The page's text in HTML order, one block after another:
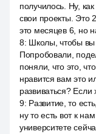
получилось. Ну,
свои проекты. Это
это месяцев 6, но
8: Школы, чтобы вы
Попробовали,
поняли, что это,
нравится вам это
развиваться? Если
9: Развитие, то
ну то есть вот к
университете